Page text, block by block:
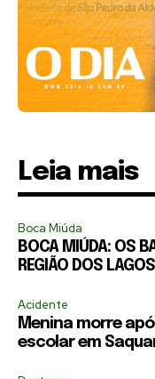
Leia mais
Boca Miúda
BOCA MIÚDA: OS
REGIÃO DOS
Acidente
Menina morre
escolar em